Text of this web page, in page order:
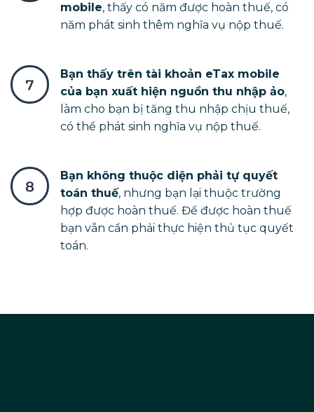
mobile, thấy có năm được hoàn thuế, có
năm phát sinh thêm nghĩa vụ nộp thuế.
Bạn thấy trên tài khoản eTax mobile
của bạn xuất hiện nguồn thu nhập ảo,
làm cho bạn bị tăng thu nhập chịu thuế,
có thể phát sinh nghĩa vụ nộp thuế.
Bạn không thuộc diện phải tự quyết
toán thuế, nhưng bạn lại thuộc trường
hợp được hoàn thuế. Để được hoàn thuế
bạn vẫn cần phải thực hiện thủ tục quyết
toán.